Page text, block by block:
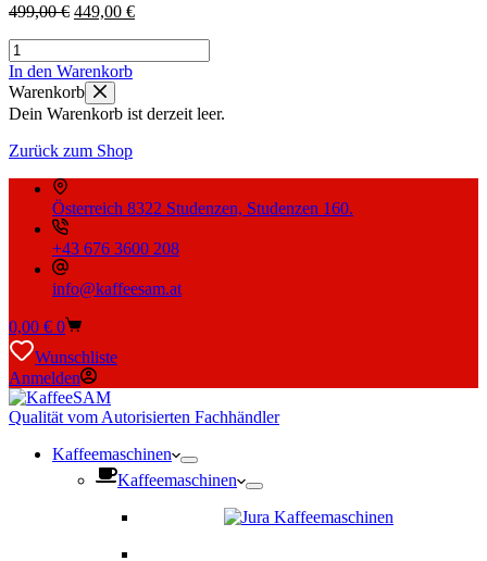
499,00€ Ursprünglicher
499,00 €
449,00 €Aktueller
Nivona
CUBE
4106
Kaffeeautomat
Menge
In den Warenkorb
Warenkorb
Dein Warenkorb ist derzeit leer.
Zurück zum Shop
Österreich 8322 Studenzen, Studenzen 160.
+43 676 3600 208
info@kaffeesam.at
Warenkorb
0,00 € 0
Wunschliste
Anmelden
Qualität vom Autorisierten Fachhändler
Kaffeemaschinen
Kaffeemaschinen